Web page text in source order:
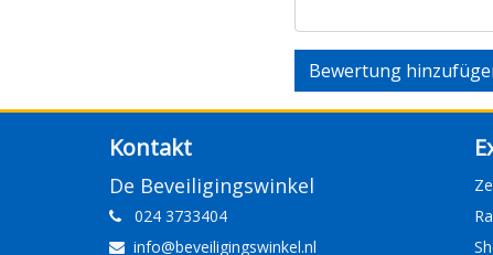
Bewertung
Kontakt
De Beveiligingswinkel
024 3733404
info@beveiligingswinkel.nl